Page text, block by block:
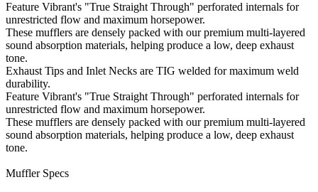
Feature Vibrant's "True Straight Through" perforated internals for
unrestricted flow and maximum horsepower.
These mufflers are densely packed with our premium multi-layered
sound absorption materials, helping produce a low, deep exhaust
tone.
Exhaust Tips and Inlet Necks are TIG welded for maximum weld
durability.
Feature Vibrant's "True Straight Through" perforated internals for
unrestricted flow and maximum horsepower.
These mufflers are densely packed with our premium multi-layered
sound absorption materials, helping produce a low, deep exhaust
tone.
Muffler Specs